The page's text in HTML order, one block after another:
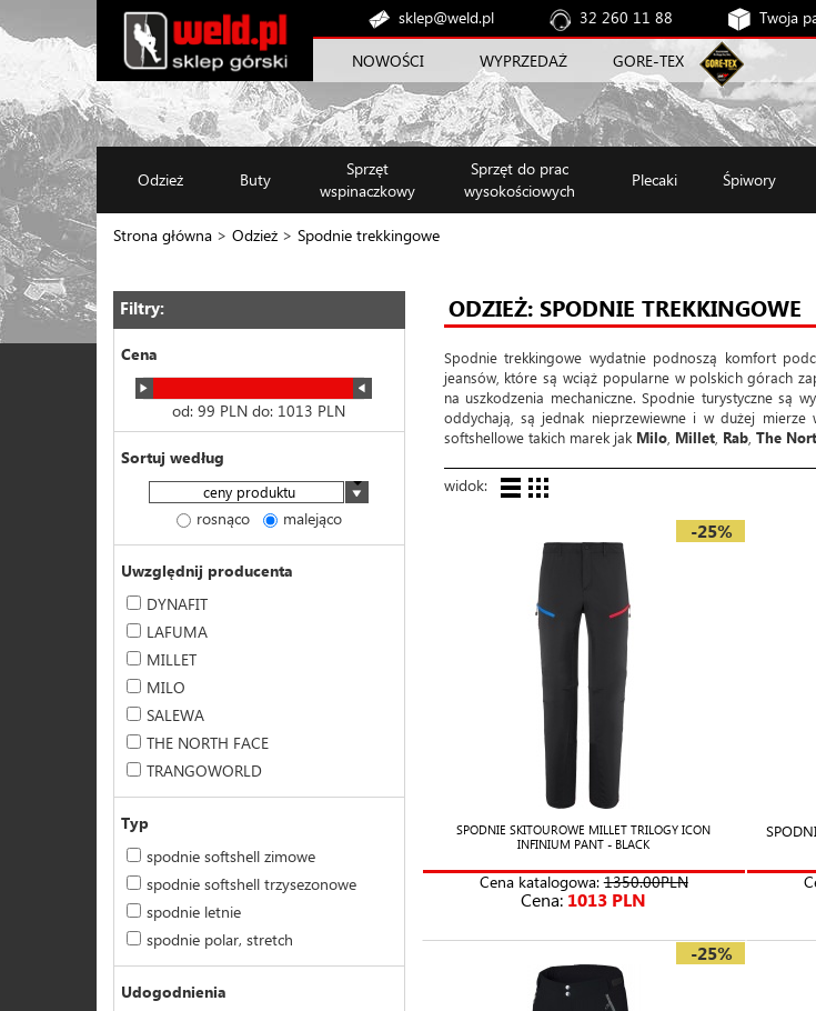
sklep@weld.pl 32 260 11 88 Twoja
NOWOŚCI WYPRZEDAŻ GORE-TEX
Odzież Buty
Sprzęt
wspinaczkowy
Sprzęt do prac
wysokościowych
Plecaki Śpiwory
Strona główna > Odzież > Spodnie trekkingowe
Filtry:
Cena
od:99 PLN do: 1013 PLN
Sortuj według
ceny produktu
rosnąco malejąco
Uwzględnij producenta
DYNAFIT
LAFUMA
MILLET
MILO
SALEWA
THE NORTH FACE
TRANGOWORLD
Typ
spodnie softshell zimowe
spodnie softshell trzysezonowe
spodnie letnie
spodnie polar, stretch
Udogodnienia
ODZIEŻ: SPODNIE TREKKINGOWE
Spodnie trekkingowe wydatnie podnoszą komfort
jeansów, które są wciąż popularne w polskich górach
na uszkodzenia mechaniczne. Spodnie turystyczne są
oddychają, są jednak nieprzewiewne i w dużej
softshellowe takich marek jak Milo, Millet, Rab, The
widok:
-25%
SPODNIE SKITOUROWE MILLET TRILOGY ICON
INFINIUM PANT - BLACK
Cena katalogowa:1350.00PLN
Cena: 1013 PLN
-25%